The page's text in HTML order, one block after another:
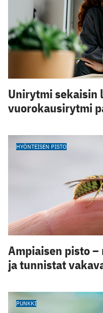
Unirytmi sekaisin
vuorokausirytmi
HYÖNTEISEN PISTO
Ampiaisen pisto
ja tunnistat
PUNKKI